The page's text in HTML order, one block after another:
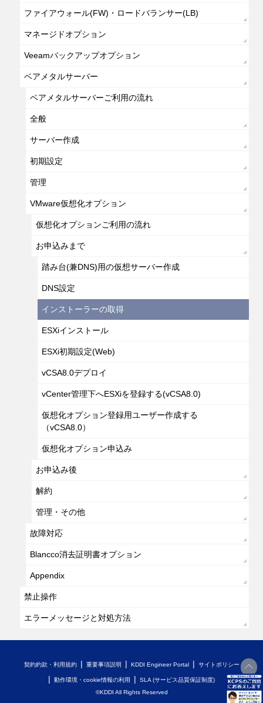
ファイアウォール(FW)・ロードバランサー(LB)
マネージドオプション
Veeamバックアップオプション
ベアメタルサーバー
ベアメタルサーバーご利用の流れ
全般
サーバー作成
初期設定
管理
VMware仮想化オプション
仮想化オプションご利用の流れ
お申込みまで
踏み台(兼DNS)用の仮想サーバー作成
DNS設定
インストーラーの取得
ESXiインストール
ESXi初期設定(Web)
vCSA8.0デプロイ
vCenter管理下へESXiを登録する(vCSA8.0)
仮想化オプション登録用ユーザー作成する
（vCSA8.0）
仮想化オプション申込み
お申込み後
解約
管理・その他
故障対応
Blancco消去証明書オプション
Appendix
禁止操作
エラーメッセージと対処方法
契約約款・利用規約 重要事項説明 KDDI Engineer Portal サイトポリシー
動作環境・cookie情報の利用
SLA (サービス品質保証制度)
©KDDI All Rights Reserved
開く